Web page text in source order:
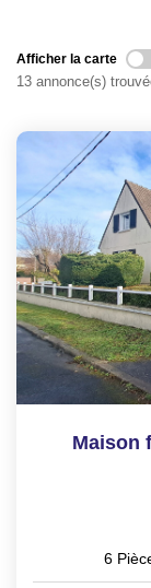
Afficher la carte
13 annonce(s)
Maison
6